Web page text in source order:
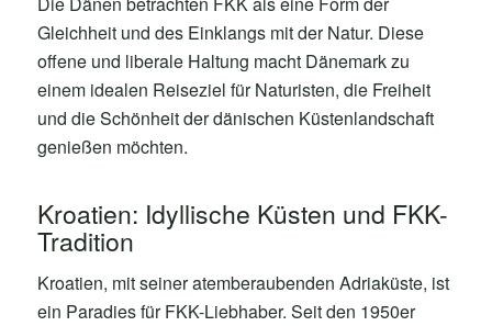
Gleichheit und des Einklangs mit der Natur. Diese
offene und liberale Haltung macht Dänemark zu
einem idealen Reiseziel für Naturisten, die Freiheit
und die Schönheit der dänischen Küstenlandschaft
genießen möchten.
Kroatien: Idyllische Küsten und FKK-
Tradition
Kroatien, mit seiner atemberaubenden Adriaküste, ist
ein Paradies für FKK-Liebhaber. Seit den 1950er